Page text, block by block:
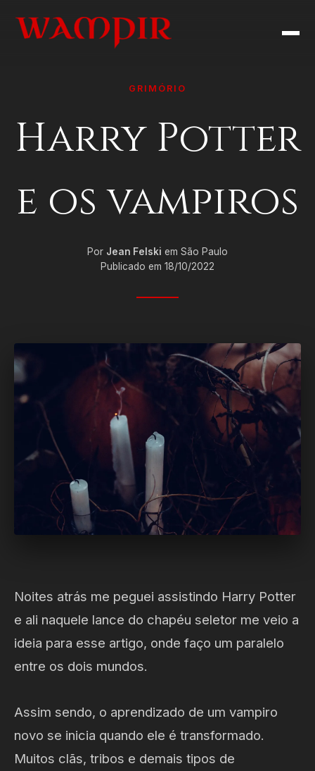
GRIMÓRIO
Harry Potter
e os vampiros
Por Jean Felski em São Paulo
Publicado em 18/10/2022
Noites atrás me peguei assistindo Harry Potter
e ali naquele lance do chapéu seletor me veio a
ideia para esse artigo, onde faço um paralelo
entre os dois mundos.
Assim sendo, o aprendizado de um vampiro
novo se inicia quando ele é transformado.
Muitos clãs, tribos e demais tipos de